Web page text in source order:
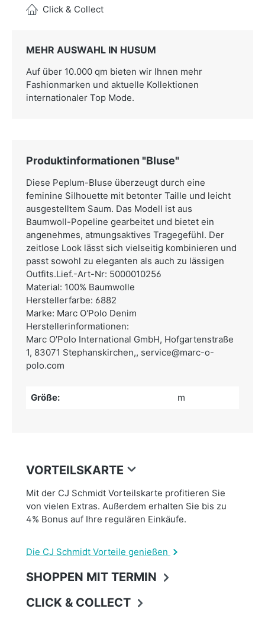
Click & Collect
MEHR AUSWAHL IN HUSUM
Auf über 10.000 qm bieten wir Ihnen mehr
Fashionmarken und aktuelle Kollektionen
internationaler Top Mode.
Produktinformationen "Bluse"
Diese Peplum-Bluse überzeugt durch eine
feminine Silhouette mit betonter Taille und leicht
ausgestelltem Saum. Das Modell ist aus
Baumwoll-Popeline gearbeitet und bietet ein
angenehmes, atmungsaktives Tragegefühl. Der
zeitlose Look lässt sich vielseitig kombinieren und
passt sowohl zu eleganten als auch zu lässigen
Outfits.Lief.-Art-Nr: 5000010256
Material: 100% Baumwolle
Herstellerfarbe: 6882
Marke: Marc O'Polo Denim
Herstellerinformationen:
Marc O'Polo International GmbH, Hofgartenstraße
1, 83071 Stephanskirchen,, service@marc-o-
polo.com
Größe: m
VORTEILSKARTE
Mit der CJ Schmidt Vorteilskarte profitieren Sie
von vielen Extras. Außerdem erhalten Sie bis zu
4% Bonus auf Ihre regulären Einkäufe.
Die CJ Schmidt Vorteile genießen
SHOPPEN MIT TERMIN
CLICK & COLLECT